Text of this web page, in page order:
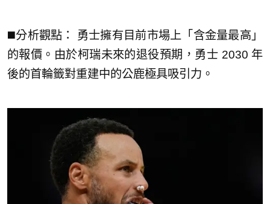
◼️分析觀點： 勇士擁有目前市場上「含金量最高」
的報價。由於柯瑞未來的退役預期，勇士 2030 年
後的首輪籤對重建中的公鹿極具吸引力。